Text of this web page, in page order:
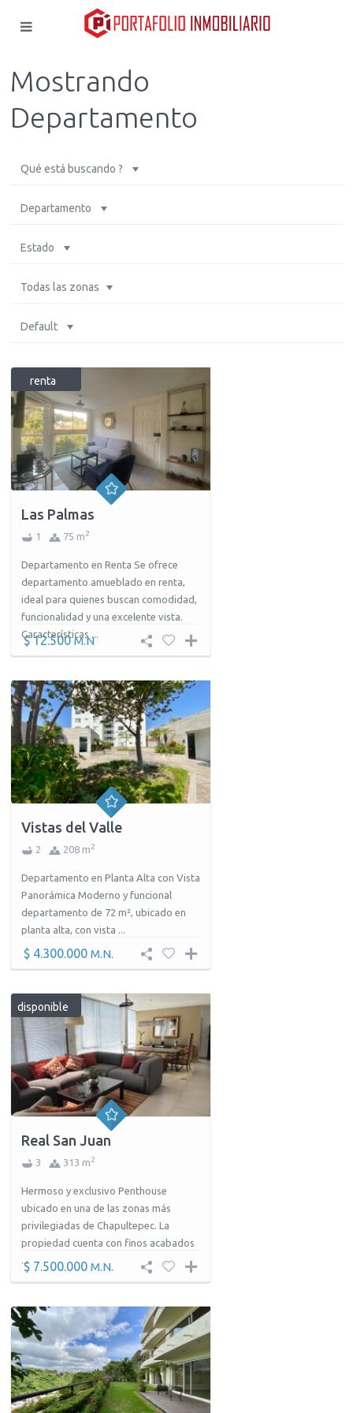
Mostrando
Departamento
Qué está buscando ?
Departamento
Estado
Todas las zonas
Default
renta
Las Palmas
1 75 m2
Departamento en Renta Se ofrece
departamento amueblado en renta,
ideal para quienes buscan comodidad,
funcionalidad y una excelente vista.
Características ...
$ 12.500M.N
Vistas del Valle
2 208 m2
Departamento en Planta Alta con Vista
Panorámica Moderno y funcional
departamento de 72 m², ubicado en
planta alta, con vista ...
$ 4.300.000M.N.
disponible
Real San Juan
3 313 m2
Hermoso y exclusivo Penthouse
ubicado en una de las zonas más
privilegiadas de Chapultepec. La
propiedad cuenta con finos acabados
...
$ 7.500.000M.N.